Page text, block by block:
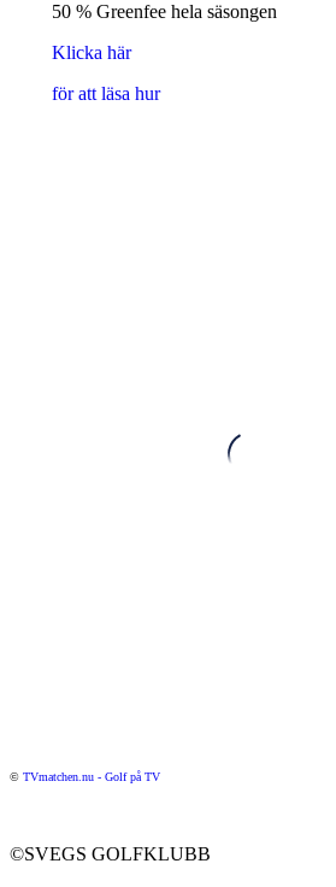
50 % Greenfee hela säsongen
Klicka här
för att läsa hur
© TVmatchen.nu - Golf på TV
©SVEGS GOLFKLUBB